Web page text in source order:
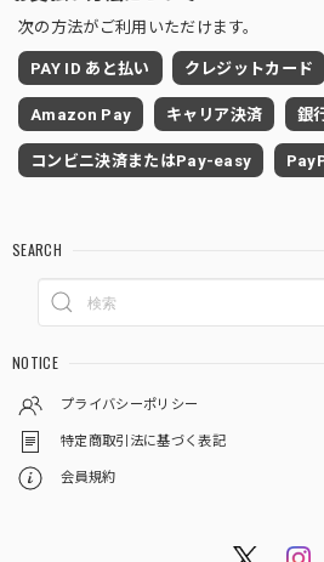
次の方法がご利用いただけます。
PAY ID あと払い クレジットカード
Amazon Pay キャリア決済 銀
コンビニ決済またはPay-easy
SEARCH
NOTICE
プライバシーポリシー
特定商取引法に基づく表記
会員規約